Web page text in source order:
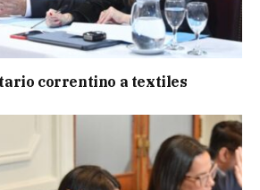
correntino a textiles